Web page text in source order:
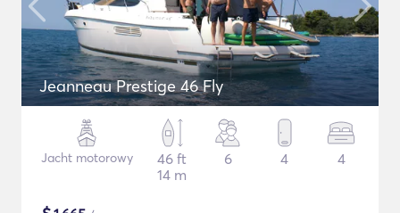
Jeanneau Prestige 46 Fly
Jacht motorowy
46 ft
14 m
6 4 4